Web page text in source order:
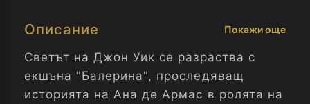
Описание Покажи още
Светът на Джон Уик се разраства с
екшъна "Балерина", проследяващ
историята на Ана де Армас в ролята на